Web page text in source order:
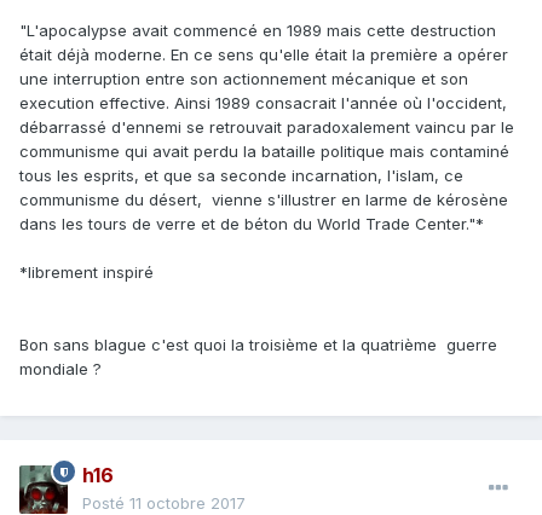
"L'apocalypse avait commencé en 1989 mais cette destruction
était déjà moderne. En ce sens qu'elle était la première a opérer
une interruption entre son actionnement mécanique et son
execution effective. Ainsi 1989 consacrait l'année où l'occident,
débarrassé d'ennemi se retrouvait paradoxalement vaincu par le
communisme qui avait perdu la bataille politique mais contaminé
tous les esprits, et que sa seconde incarnation, l'islam, ce
communisme du désert, vienne s'illustrer en larme de kérosène
dans les tours de verre et de béton du World Trade Center."*
*librement inspiré
Bon sans blague c'est quoi la troisième et la quatrième guerre
mondiale ?
h16
Posté 11 octobre 2017